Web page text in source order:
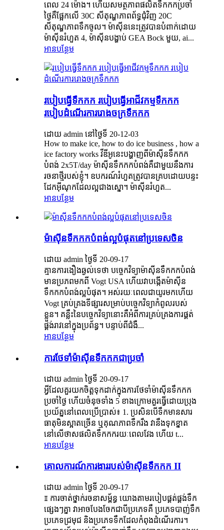
ពេល 24 ម៉ោង។ ហើយសមត្ថភាពផលិតទឹកកកប្រចាំ
ថ្ងៃគឺផ្អែកលើ 30C សីតុណ្ហភាពព័ទ្ធជុំវិញ 20C
សីតុណ្ហភាពទឹកចូល។ ម៉ាស៊ីននេះត្រូវបានបំពាក់ដោយ
ម៉ាស៊ីនរំហួត 4, ម៉ាស៊ីនបង្ហាប់ GEA Bock មួយ, ai...
អានបន្ថែម
របៀបធ្វើទឹកកក របៀបធ្វើអាជីវកម្មទឹកកក
របៀបដំណើរការរោងចក្រទឹកកក
ដោយ admin នៅថ្ងៃទី 20-12-03
How to make ice, how to do ice business , how a
ice factory works វីឌីអូនេះបង្ហាញពីម៉ាស៊ីនទឹកកក
បំពង់ 2x5T/day ម៉ាស៊ីនទឹកកកបំពង់គឺជាមួយនឹងការ
រចនាថ្មីរបស់ខ្ញុំ។ ឧបករណ៍រំហួតត្រូវបានគ្របដោយបន្ទះ
ដែកអ៊ីណុកដែលល្អជាងស្នោ។ ម៉ាស៊ីនរំហួត...
អានបន្ថែម
ម៉ាស៊ីនទឹកកកបំពង់ល្អបំផុតនៅប្រទេសចិន
ដោយ admin ថ្ងៃទី 20-09-17
គ្មានការងឿងឆ្ងល់ទេថា បច្ចេកវិទ្យាម៉ាស៊ីនទឹកកកបំពង់
មានប្រភពមកពី Vogt USA ហើយវាបង្កើតម៉ាស៊ីន
ទឹកកកបំពង់ល្អបំផុត។ អស់រយៈពេលជាយូរមកហើយ
Vogt គ្រប់គ្រងទីផ្សារសម្រាប់បច្ចេកវិទ្យាកំពូលរបស់
ខ្លួន។ គន្លឹះនៃបច្ចេកវិទ្យានោះគឺអំពីការគ្រប់គ្រងការផ្គត់
ផ្គង់រាវនៅក្នុងប្រព័ន្ធ។ បន្ទាប់​ពី​ជំងឺ​...
អានបន្ថែម
ការថែទាំម៉ាស៊ីនទឹកកកជាប្រចាំ
ដោយ admin ថ្ងៃទី 20-09-17
អ្វីដែលគួរយកចិត្តទុកដាក់ក្នុងការថែទាំម៉ាសុីនទឹកកក
ប្រចាំថ្ងៃ ហើយចំនុចទាំង 5 ខាងក្រោមគួរធ្វើដោយប្រុង
ប្រយ័ត្ននៅពេលប្រើប្រាស់៖ 1. ប្រសិនបើទឹកមានសារ
ធាតុមិនស្អាតច្រើន ឬគុណភាពទឹករឹង វានឹងទុកខ្នាត
នៅលើថាសផលិតទឹកកករយៈពេលវែង ហើយ t...
អានបន្ថែម
គោលការណ៍ការងាររបស់ម៉ាស៊ីនទឹកកក II
ដោយ admin ថ្ងៃទី 20-09-17
Ⅱ ការចាត់ថ្នាក់រចនាសម្ព័ន្ធ យោងតាមរបៀបផ្គត់ផ្គង់ទឹក
ផ្សេងៗគ្នា វាអាចបែងចែកជាបីប្រភេទគឺ ប្រភេទបាញ់ទឹក
ប្រភេទជ្រមុជ និងប្រភេទទឹកដែលកំពុងដំណើរការ។